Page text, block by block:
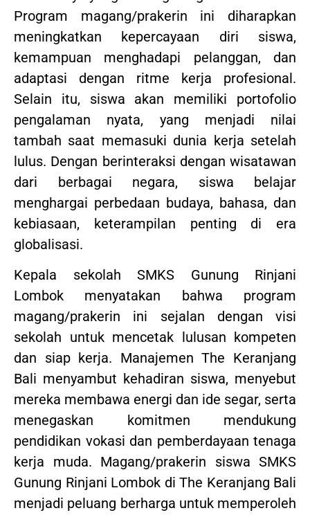
Program magang/prakerin ini diharapkan
meningkatkan kepercayaan diri siswa,
kemampuan menghadapi pelanggan, dan
adaptasi dengan ritme kerja profesional.
Selain itu, siswa akan memiliki portofolio
pengalaman nyata, yang menjadi nilai
tambah saat memasuki dunia kerja setelah
lulus. Dengan berinteraksi dengan wisatawan
dari berbagai negara, siswa belajar
menghargai perbedaan budaya, bahasa, dan
kebiasaan, keterampilan penting di era
globalisasi.
Kepala sekolah SMKS Gunung Rinjani
Lombok menyatakan bahwa program
magang/prakerin ini sejalan dengan visi
sekolah untuk mencetak lulusan kompeten
dan siap kerja. Manajemen The Keranjang
Bali menyambut kehadiran siswa, menyebut
mereka membawa energi dan ide segar, serta
menegaskan komitmen mendukung
pendidikan vokasi dan pemberdayaan tenaga
kerja muda. Magang/prakerin siswa SMKS
Gunung Rinjani Lombok di The Keranjang Bali
menjadi peluang berharga untuk memperoleh